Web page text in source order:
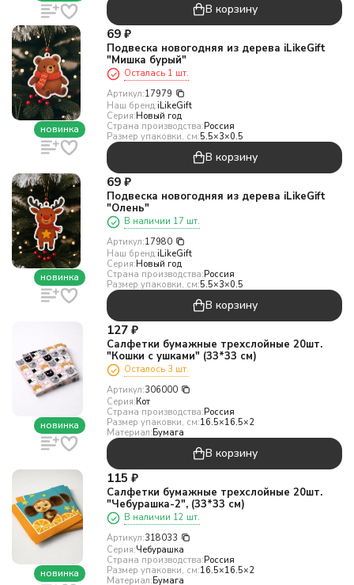
В корзину
новинка
69 ₽
Подвеска новогодняя из дерева iLikeGift
"Мишка бурый"
Осталась 1 шт.
Артикул:17979
Наш бренд:iLikeGift
Серия:Новый год
Страна производства:Россия
Размер упаковки, см:5.5×3×0.5
В корзину
новинка
69 ₽
Подвеска новогодняя из дерева iLikeGift
"Олень"
В наличии 17 шт.
Артикул:17980
Наш бренд:iLikeGift
Серия:Новый год
Страна производства:Россия
Размер упаковки, см:5.5×3×0.5
В корзину
новинка
127 ₽
Салфетки бумажные трехслойные 20шт.
"Кошки с ушками" (33*33 см)
Осталось 3 шт.
Артикул:306000
Серия:Кот
Страна производства:Россия
Размер упаковки, см:16.5×16.5×2
Материал:Бумага
В корзину
новинка
115 ₽
Салфетки бумажные трехслойные 20шт.
"Чебурашка-2", (33*33 см)
В наличии 12 шт.
Артикул:318033
Серия:Чебурашка
Страна производства:Россия
Размер упаковки, см:16.5×16.5×2
Материал:Бумага